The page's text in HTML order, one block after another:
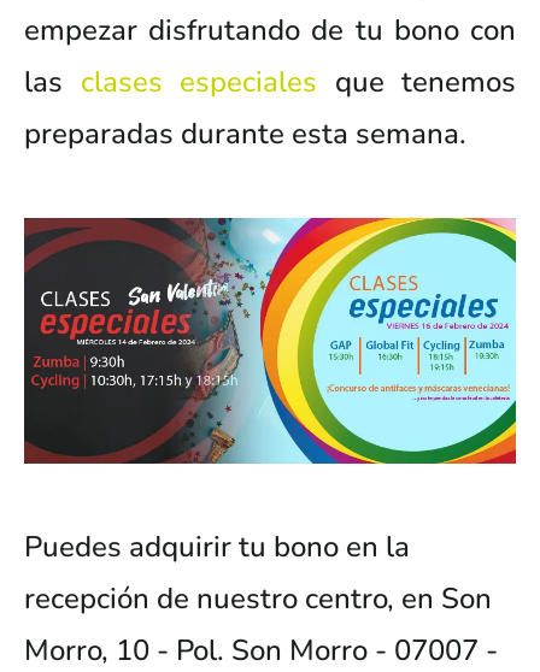
empezar disfrutando de tu bono con
las clases especiales que tenemos
preparadas durante esta semana.
Puedes adquirir tu bono en la
recepción de nuestro centro, en Son
Morro, 10 - Pol. Son Morro - 07007 -